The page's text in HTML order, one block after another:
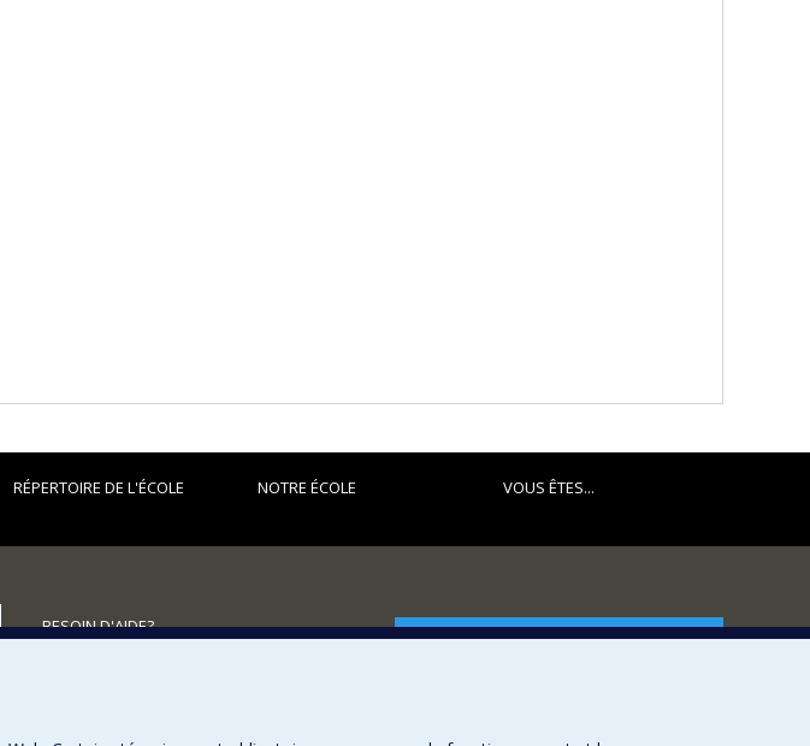
RÉPERTOIRE DE L'ÉCOLE NOTRE ÉCOLE VOUS ÊTES...
BESOIN D'AIDE?
FACULTÉ DES ARTS ET DES SCIENCES